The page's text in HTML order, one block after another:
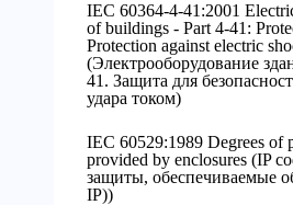
IEC 60364-4-41:2001
of buildings - Part 4-41:
Protection against electric
(Электрооборудование
41. Защита для
удара током)
IEC 60529:1989 Degrees of
provided by enclosures (IP
защиты, обеспечиваемые
IP))